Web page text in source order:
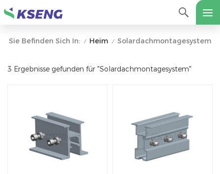
Sie Befinden Sich In: / Heim / Solardachmontagesystem
3 Ergebnisse gefunden für "Solardachmontagesystem"